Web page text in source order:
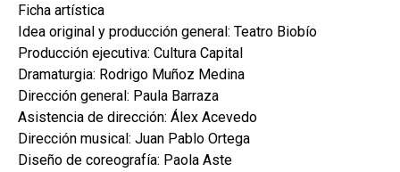
Ficha artística
Idea original y producción general: Teatro Biobío
Producción ejecutiva: Cultura Capital
Dramaturgia: Rodrigo Muñoz Medina
Dirección general: Paula Barraza
Asistencia de dirección: Álex Acevedo
Dirección musical: Juan Pablo Ortega
Diseño de coreografía: Paola Aste